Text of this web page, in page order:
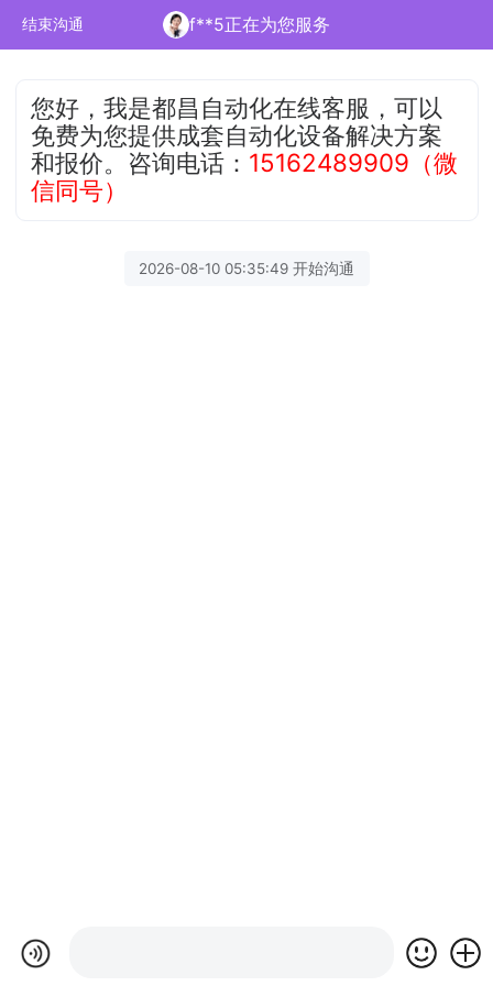
结束沟通 f**5正在为您服务
您好，我是都昌自动化在线客服，可以
免费为您提供成套自动化设备解决方案
和报价。咨询电话： 15162489909（微
信同号）
2026-08-10 05:35:49 开始沟通